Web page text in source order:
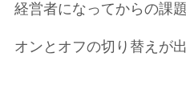
経営者になってからの課
オンとオフの切り替えが出